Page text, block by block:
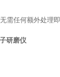
需任何额外处理
研磨仪